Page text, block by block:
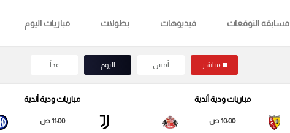
مسابقه التوقعات فيديوهات بطولات مباريات اليوم
مباشر أمس اليوم غداً
مباريات ودية أندية
10:00 ص
مباريات ودية أندية
11:00 ص